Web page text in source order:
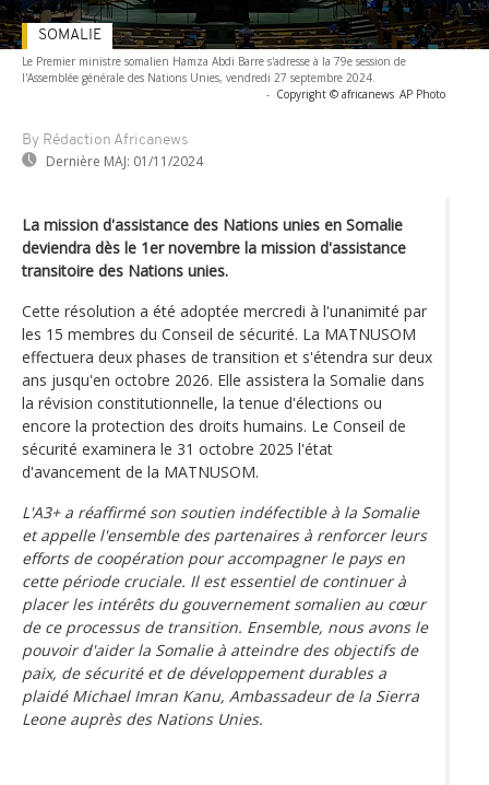
Le Premier ministre somalien Hamza Abdi Barre s'adresse à la 79e session de
l'Assemblée générale des Nations Unies, vendredi 27 septembre 2024.
- Copyright © africanews AP Photo
By Rédaction Africanews
Dernière MAJ: 01/11/2024
SOMALIE
La mission d'assistance des Nations unies en Somalie
deviendra dès le 1er novembre la mission d'assistance
transitoire des Nations unies.
Cette résolution a été adoptée mercredi à l'unanimité par
les 15 membres du Conseil de sécurité. La MATNUSOM
effectuera deux phases de transition et s'étendra sur deux
ans jusqu'en octobre 2026. Elle assistera la Somalie dans
la révision constitutionnelle, la tenue d'élections ou
encore la protection des droits humains. Le Conseil de
sécurité examinera le 31 octobre 2025 l'état
d'avancement de la MATNUSOM.
L'A3+ a réaffirmé son soutien indéfectible à la Somalie
et appelle l'ensemble des partenaires à renforcer leurs
efforts de coopération pour accompagner le pays en
cette période cruciale. Il est essentiel de continuer à
placer les intérêts du gouvernement somalien au cœur
de ce processus de transition. Ensemble, nous avons le
pouvoir d'aider la Somalie à atteindre des objectifs de
paix, de sécurité et de développement durables a
plaidé Michael Imran Kanu, Ambassadeur de la Sierra
Leone auprès des Nations Unies.